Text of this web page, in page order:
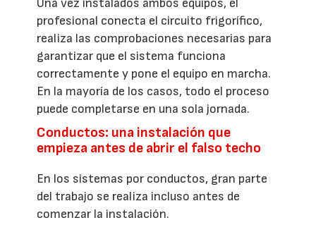
Una vez instalados ambos equipos, el
profesional conecta el circuito frigorífico,
realiza las comprobaciones necesarias para
garantizar que el sistema funciona
correctamente y pone el equipo en marcha.
En la mayoría de los casos, todo el proceso
puede completarse en una sola jornada.
Conductos: una instalación que
empieza antes de abrir el falso techo
En los sistemas por conductos, gran parte
del trabajo se realiza incluso antes de
comenzar la instalación.